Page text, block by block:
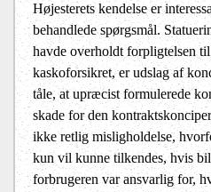
Højesterets kendelse er
behandlede spørgsmål.
havde overholdt forpligtelsen
kaskoforsikret, er udslag af
tåle, at upræcist formulerede
skade for den
ikke retlig misligholdelse,
kun vil kunne tilkendes, hvis
forbrugeren var ansvarlig for,